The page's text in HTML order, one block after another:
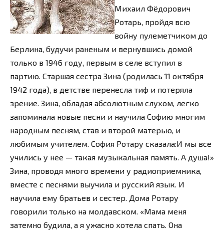
Михаил Фёдорович
Ротарь, пройдя всю
войну пулеметчиком до
Берлина, будучи раненым и вернувшись домой
только в 1946 году, первым в селе вступил в
партию. Старшая сестра Зина (родилась 11 октября
1942 года), в детстве перенесла тиф и потеряла
зрение. Зина, обладая абсолютным слухом, легко
запоминала новые песни и научила Софию многим
народным песням, став и второй матерью, и
любимым учителем. София Ротару сказала:И мы все
учились у нее — такая музыкальная память. А душа!»
Зина, проводя много времени у радиоприемника,
вместе с песнями выучила и русский язык. И
научила ему братьев и сестер. Дома Ротару
говорили только на молдавском. «Мама меня
затемно будила, а я ужасно хотела спать. Она